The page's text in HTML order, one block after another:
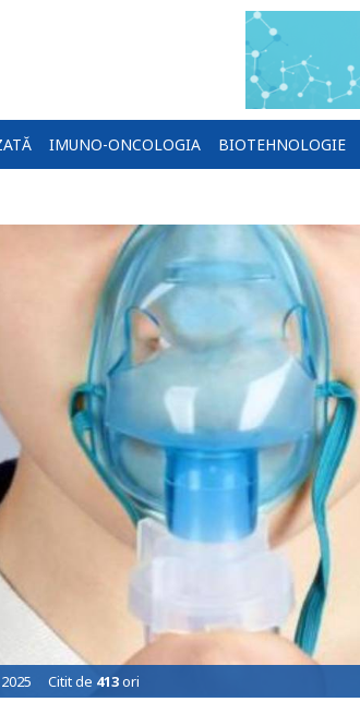
IMUNO-ONCOLOGIA BIOTEHNOLOGIE
Citit de 413ori